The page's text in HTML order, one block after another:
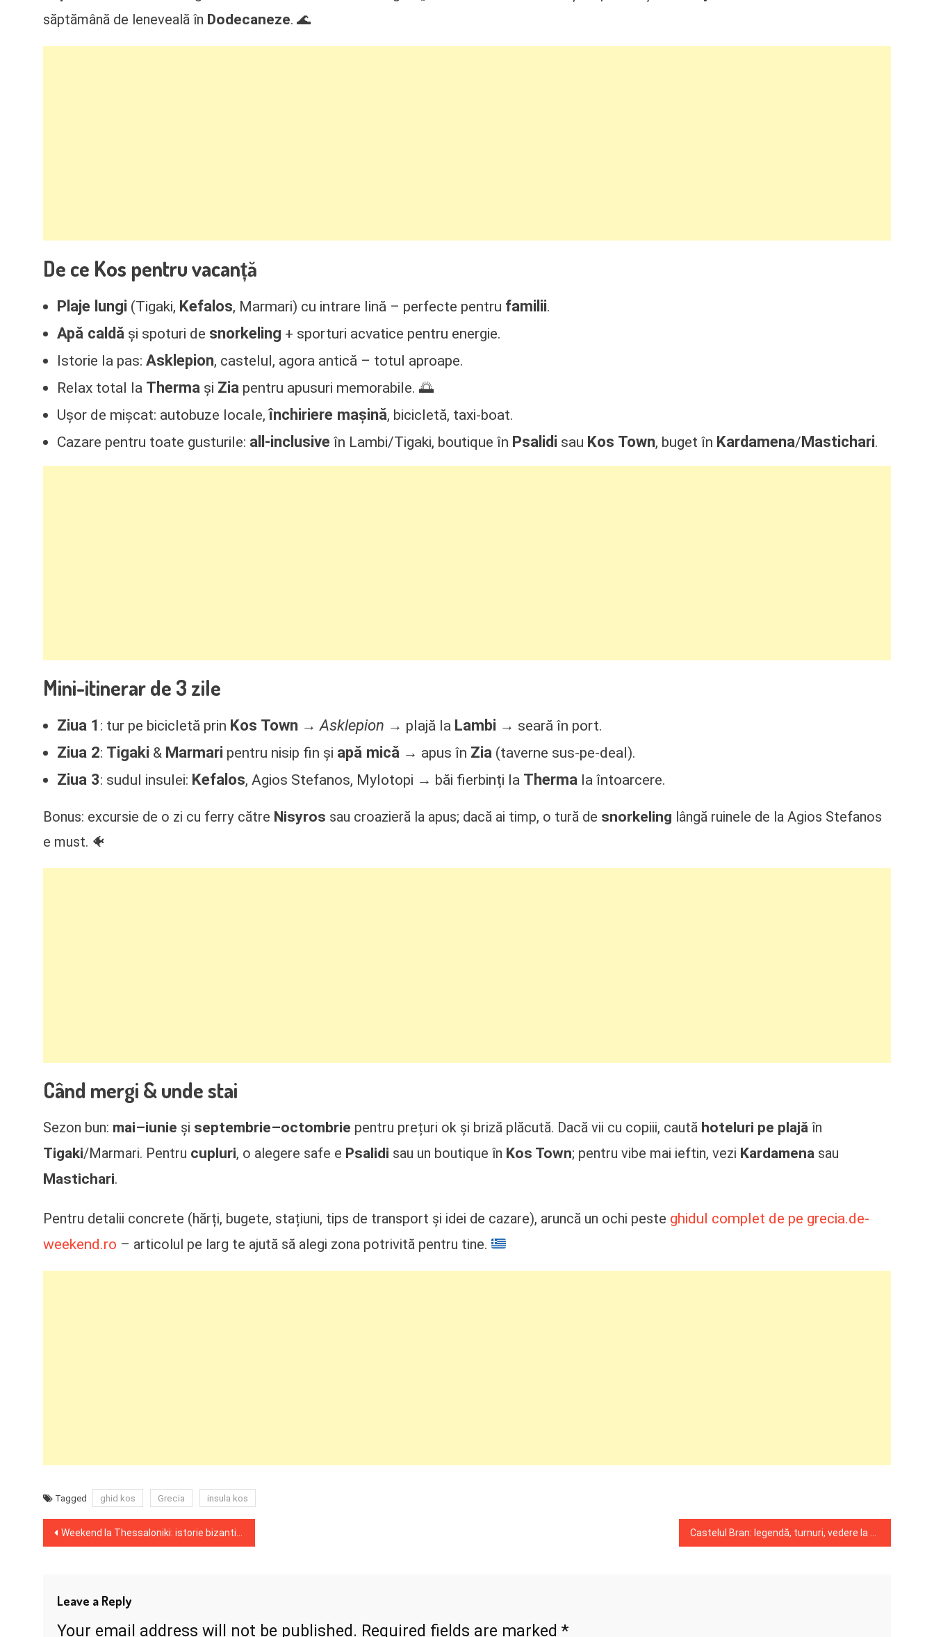
săptămână de leneveală în Dodecaneze. 🌊
De ce Kos pentru vacanță
Plaje lungi (Tigaki, Kefalos, Marmari) cu intrare lină – perfecte pentru familii.
Apă caldă și spoturi de snorkeling + sporturi acvatice pentru energie.
Istorie la pas: Asklepion, castelul, agora antică – totul aproape.
Relax total la Therma și Zia pentru apusuri memorabile. 🌅
Ușor de mișcat: autobuze locale,închiriere mașină, bicicletă, taxi-boat.
Cazare pentru toate gusturile: all-inclusive în Lambi/Tigaki, boutique în Psalidi sau Kos Town, buget în Kardamena/Mastichari.
Mini-itinerar de 3 zile
Ziua 1 : tur pe bicicletă prin Kos Town →Asklepion → plajă la Lambi → seară în port.
Ziua 2: Tigaki & Marmari pentru nisip fin și apă mică → apus în Zia (taverne sus-pe-deal).
Ziua 3: sudul insulei: Kefalos, Agios Stefanos, Mylotopi → băi fierbinți la Therma la întoarcere.
Bonus: excursie de o zi cu ferry către Nisyros sau croazieră la apus; dacă ai timp, o tură de snorkeling lângă ruinele de la Agios Stefanos
e must. 🐠
Când mergi & unde stai
Sezon bun: mai–iunie și septembrie–octombrie pentru prețuri ok și briză plăcută. Dacă vii cu copiii, caută hoteluri pe plajă în
Tigaki/Marmari. Pentru cupluri, o alegere safe e Psalidi sau un boutique în Kos Town; pentru vibe mai ieftin, vezi Kardamena sau
Mastichari.
Pentru detalii concrete (hărți, bugete, stațiuni, tips de transport și idei de cazare), aruncă un ochi peste ghidul complet de pe grecia.de-
weekend.ro – articolul pe larg te ajută să alegi zona potrivită pentru tine.
Tagged ghid kos Grecia insula kos
Post
Weekend la Thessaloniki: istorie bizantină și apus pe mare
Leave a Reply
Your email address will not be published. Required fields are marked *